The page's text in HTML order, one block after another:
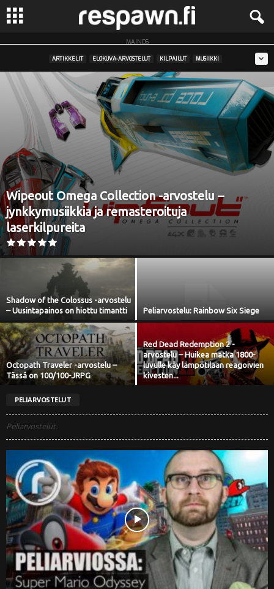
R
e
w
n
.
MAINOS
ARTIKKELIT ELOKUVA-ARVOSTELUT KILPAILUT MUSIIKKI
Wipeout Omega Collection -arvostelu –
jynkkymusiikkia ja remasteroituja
laserkilpureita
Shadow of the Colossus -arvostelu
– Uusintapainos on hiottu timantti
Peliarvostelu: Rainbow Six Siege
Octopath Traveler -arvostelu –
Tässä on 100/100-JRPG
Red Dead Redemption 2 -
arvostelu – Huikea matka 1800-
luvulle käy lämpötilaan reagoivien
kivesten...
PELIARVOSTELUT
Peliarvostelut.